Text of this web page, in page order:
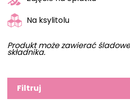
Na ksylitolu
Produkt może zawierać
składnika.
Filtruj